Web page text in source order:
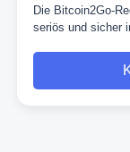
Die Bitcoin2Go-
seriös und sicher